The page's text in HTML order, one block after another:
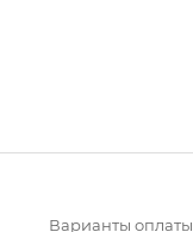
Варианты оплаты